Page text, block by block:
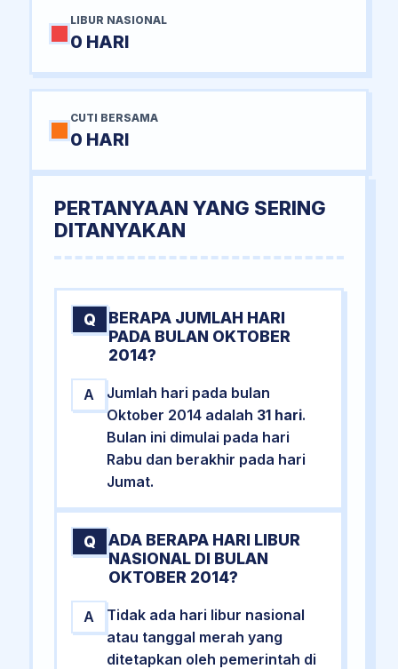
LIBUR NASIONAL
0 HARI
CUTI BERSAMA
0 HARI
PERTANYAAN YANG SERING
DITANYAKAN
Q
BERAPA JUMLAH HARI
PADA BULAN OKTOBER
2014?
A
Jumlah hari pada bulan
Oktober 2014 adalah 31 hari.
Bulan ini dimulai pada hari
Rabu dan berakhir pada hari
Jumat.
Q
ADA BERAPA HARI LIBUR
NASIONAL DI BULAN
OKTOBER 2014?
A
Tidak ada hari libur nasional
atau tanggal merah yang
ditetapkan oleh pemerintah di